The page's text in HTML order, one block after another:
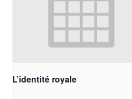
L’identité royale